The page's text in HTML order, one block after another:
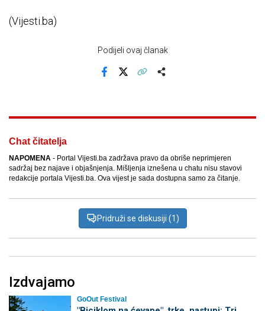
(Vijesti.ba)
Podijeli ovaj članak
Chat čitatelja
NAPOMENA - Portal Vijesti.ba zadržava pravo da obriše neprimjeren
sadržaj bez najave i objašnjenja. Mišljenja iznešena u chatu nisu stavovi
redakcije portala Vijesti.ba. Ova vijest je sada dostupna samo za čitanje.
Pridruži se diskusiji (1)
Izdvajamo
GoOut Festival